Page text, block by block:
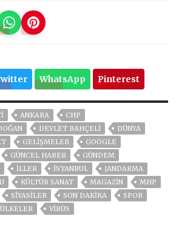
WhatsApp Pinterest
ANKARA
CHP
DEVLET BAHÇELİ
DÜNYA
GELIŞMELER
GOOGLE
GÜNCEL HABER
GÜNDEM
İLLER ISTANBUL
JANDARMA
KÜLTÜR SANAT MAGAZİN
MHP
SİYASİLER SON DAKIKA
SPOR
ÜLKELER VIRÜS